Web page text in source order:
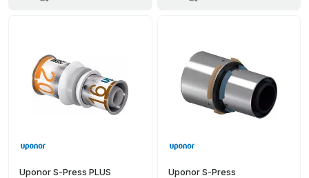
Uponor S-Press PLUS
Uponor S-Press